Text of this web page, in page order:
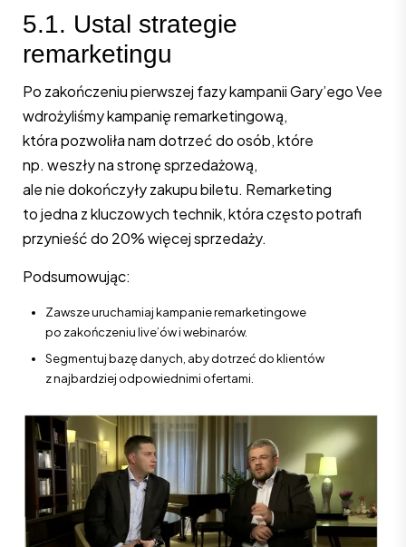
5.1. Ustal strategie
remarketingu
Po zakończeniu pierwszej fazy kampanii Gary’ego Vee
wdrożyliśmy kampanię remarketingową,
która pozwoliła nam dotrzeć do osób, które
np. weszły na stronę sprzedażową,
ale nie dokończyły zakupu biletu. Remarketing
to jedna z kluczowych technik, która często potrafi
przynieść do 20% więcej sprzedaży.
Podsumowując:
Zawsze uruchamiaj kampanie remarketingowe
po zakończeniu live’ów i webinarów.
Segmentuj bazę danych, aby dotrzeć do klientów
z najbardziej odpowiednimi ofertami.